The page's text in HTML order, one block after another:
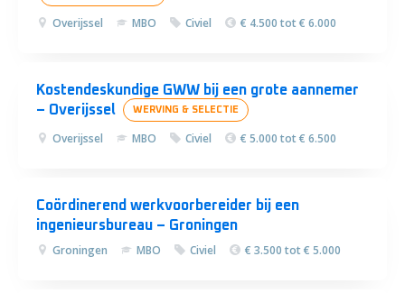
Overijssel MBO Civiel € 4.500 tot € 6.000
Kostendeskundige GWW bij een grote aannemer
– Overijssel
WERVING & SELECTIE
Overijssel MBO Civiel € 5.000 tot € 6.500
Coördinerend werkvoorbereider bij een
ingenieursbureau – Groningen
Groningen MBO Civiel € 3.500 tot € 5.000